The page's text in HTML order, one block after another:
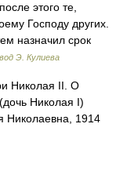
этого те,
Господу других.
назначил срок
Э. Кулиева
Николая II. О
Николая I)
Николаевна, 1914